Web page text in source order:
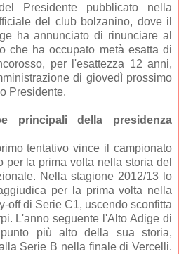
Presidente pubblicato nella
del club bolzanino, dove il
ha annunciato di rinunciare al
che ha occupato metà esatta di
per l'esattezza 12 anni,
di giovedì prossimo
Presidente.
principali della presidenza
tentativo vince il campionato
per la prima volta nella storia del
Nella stagione 2012/13 lo
per la prima volta nella
off di Serie C1, uscendo sconfitta
L'anno seguente l'Alto Adige di
più alto della sua storia,
Serie B nella finale di Vercelli.